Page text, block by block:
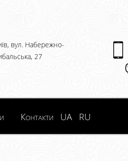
вул. Набережно-
27
Контакти UA RU